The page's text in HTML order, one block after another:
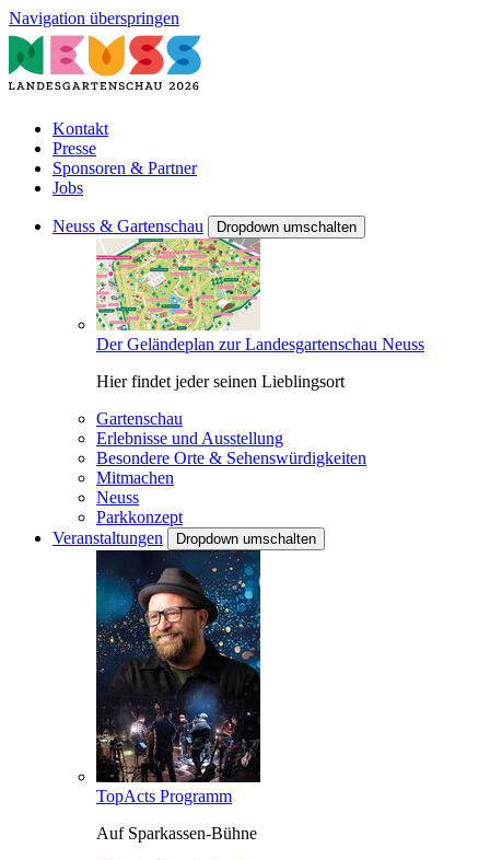
Navigation überspringen
Kontakt
Presse
Sponsoren & Partner
Jobs
Neuss & Gartenschau Dropdown umschalten
Der Geländeplan zur Landesgartenschau Neuss
Hier findet jeder seinen Lieblingsort
Gartenschau
Erlebnisse und Ausstellung
Besondere Orte & Sehenswürdigkeiten
Mitmachen
Neuss
Parkkonzept
Veranstaltungen
Dropdown umschalten
TopActs Programm
Auf Sparkassen-Bühne